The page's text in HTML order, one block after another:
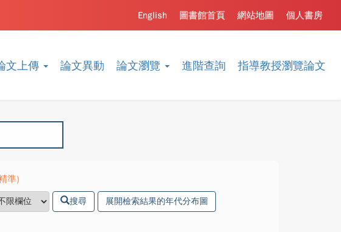
文上傳 論文異動 論文瀏覽 進階查詢 指導教授瀏覽論文
個人書房
網站地圖
圖書館首頁
English
準)
搜尋 展開檢索結果的年代分布圖